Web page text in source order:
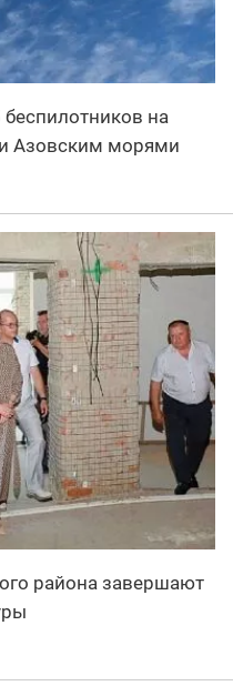
на
Азовским морями
района завершают